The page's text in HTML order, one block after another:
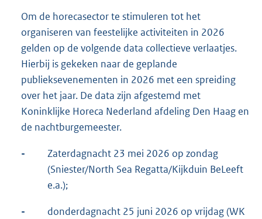
Om de horecasector te stimuleren tot het
organiseren van feestelijke activiteiten in 2026
gelden op de volgende data collectieve verlaatjes.
Hierbij is gekeken naar de geplande
publieksevenementen in 2026 met een spreiding
over het jaar. De data zijn afgestemd met
Koninklijke Horeca Nederland afdeling Den Haag en
de nachtburgemeester.
-
Zaterdagnacht 23 mei 2026 op zondag
(Sniester/North Sea Regatta/Kijkduin BeLeeft
e.a.);
-
donderdagnacht 25 juni 2026 op vrijdag (WK